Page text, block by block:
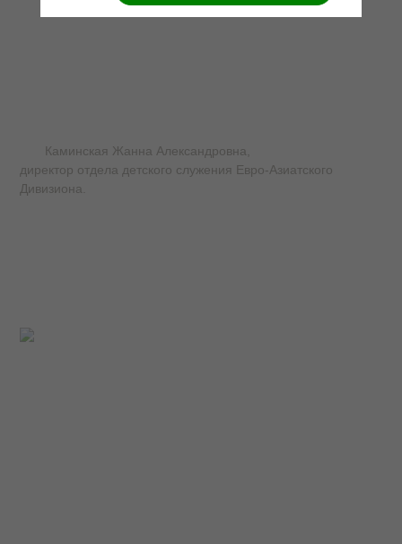
Каминская Жанна Александровна,
директор отдела детского служения Евро-Азиатского
Дивизиона.